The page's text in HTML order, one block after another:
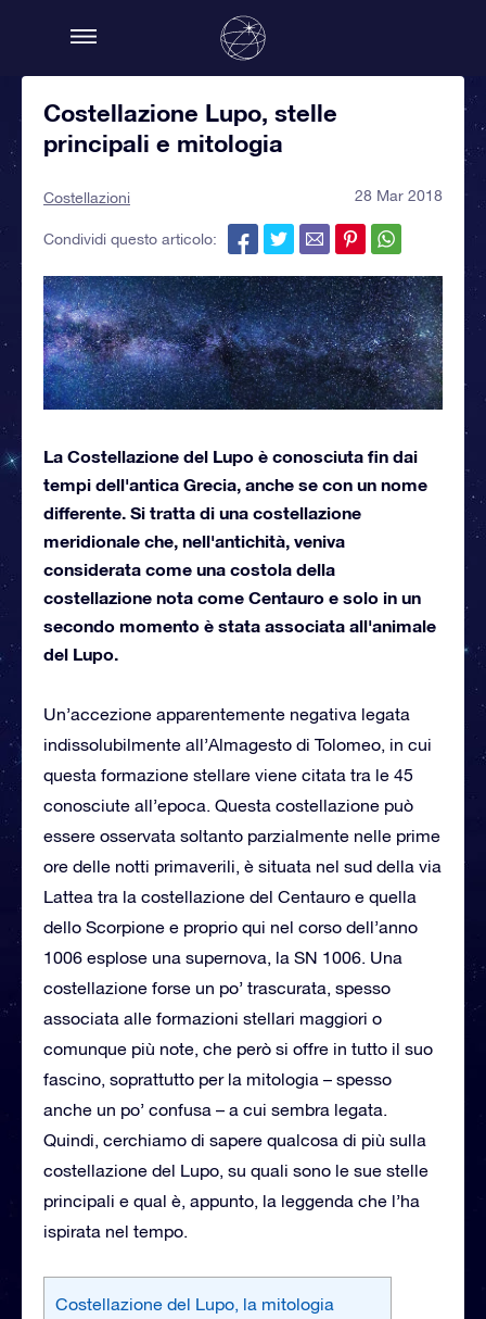
Costellazione Lupo, stelle
principali e mitologia
Costellazioni 28 Mar 2018
Condividi questo articolo:
La Costellazione del Lupo è conosciuta fin dai
tempi dell'antica Grecia, anche se con un nome
differente. Si tratta di una costellazione
meridionale che, nell'antichità, veniva
considerata come una costola della
costellazione nota come Centauro e solo in un
secondo momento è stata associata all'animale
del Lupo.
Un’accezione apparentemente negativa legata
indissolubilmente all’Almagesto di Tolomeo, in cui
questa formazione stellare viene citata tra le 45
conosciute all’epoca. Questa costellazione può
essere osservata soltanto parzialmente nelle prime
ore delle notti primaverili, è situata nel sud della via
Lattea tra la costellazione del Centauro e quella
dello Scorpione e proprio qui nel corso dell’anno
1006 esplose una supernova, la SN 1006. Una
costellazione forse un po’ trascurata, spesso
associata alle formazioni stellari maggiori o
comunque più note, che però si offre in tutto il suo
fascino, soprattutto per la mitologia – spesso
anche un po’ confusa – a cui sembra legata.
Quindi, cerchiamo di sapere qualcosa di più sulla
costellazione del Lupo, su quali sono le sue stelle
principali e qual è, appunto, la leggenda che l’ha
ispirata nel tempo.
Costellazione del Lupo, la mitologia